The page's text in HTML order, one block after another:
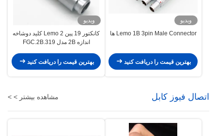
ویدیو
Lemo 1B 3pin Male Connector ها
بهترین قیمت را دریافت کنید
ویدیو
کانکتور 19 پین Lemo 2 کلید دوشاخه
اندازه 2B مدل FGC.2B.319
بهترین قیمت را دریافت کنید
اتصال فیوز کابل مشاهده بیشتر > >